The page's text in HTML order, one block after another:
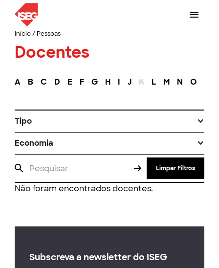
Início/ Pessoas
Docentes
A B C D E F G H I J K L M N O
Tipo
Economia
Limpar Filtros
Não foram encontrados docentes.
Subscreva a newsletter do ISEG